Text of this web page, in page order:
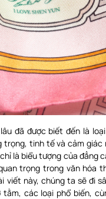
đã được biết đến là
trọng, tinh tế và cảm
là biểu tượng của đẳng
trọng trong văn hóa
viết này, chúng ta sẽ đi
các loại phổ biến,